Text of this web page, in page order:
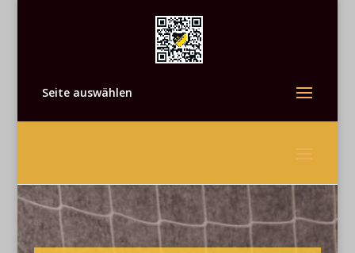
Seite auswählen